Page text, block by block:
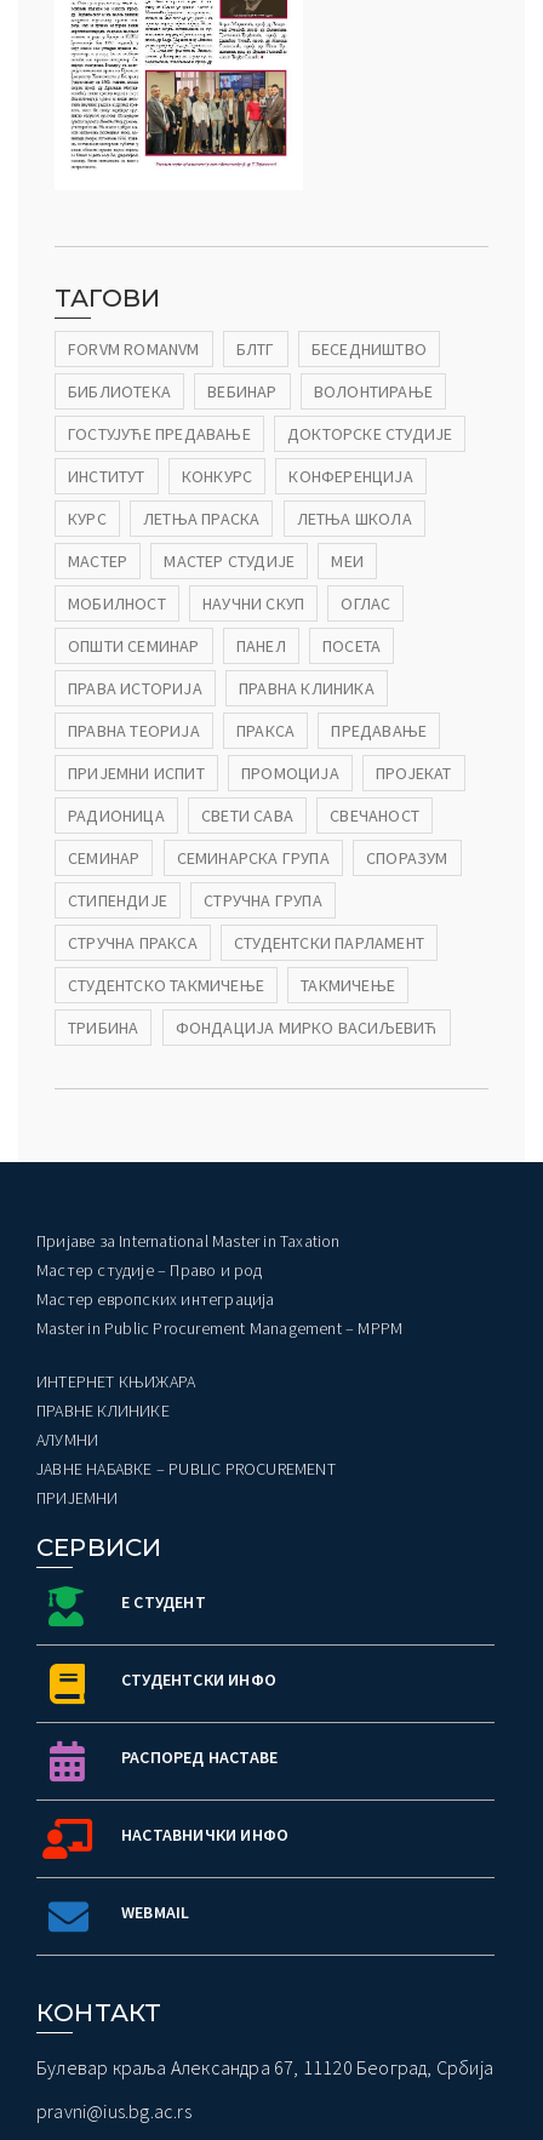
ТАГОВИ
FORVM ROMANVM БЛТГ
БЕСЕДНИШТВО
БИБЛИОТЕКА
ВЕБИНАР
ВОЛОНТИРАЊЕ
ГОСТУЈУЋЕ ПРЕДАВАЊЕ
ДОКТОРСКЕ СТУДИЈЕ
ИНСТИТУТ
КОНКУРС
КОНФЕРЕНЦИЈА
КУРС
ЛЕТЊА ПРАСКА
ЛЕТЊА ШКОЛА
МАСТЕР
МАСТЕР СТУДИЈЕ
МЕИ
МОБИЛНОСТ
НАУЧНИ СКУП
ОГЛАС
ОПШТИ СЕМИНАР
ПАНЕЛ
ПОСЕТА
ПРАВА ИСТОРИЈА
ПРАВНА КЛИНИКА
ПРАВНА ТЕОРИЈА
ПРАКСА
ПРЕДАВАЊЕ
ПРИЈЕМНИ ИСПИТ
ПРОМОЦИЈА
ПРОЈЕКАТ
РАДИОНИЦА
СВЕТИ САВА
СВЕЧАНОСТ
СЕМИНАР
СЕМИНАРСКА ГРУПА
СПОРАЗУМ
СТИПЕНДИЈЕ
СТРУЧНА ГРУПА
СТРУЧНА ПРАКСА
СТУДЕНТСКИ ПАРЛАМЕНТ
СТУДЕНТСКО ТАКМИЧЕЊЕ
ТАКМИЧЕЊЕ
ТРИБИНА
ФОНДАЦИЈА МИРКО ВАСИЉЕВИЋ
Пријаве за International Master in Taxation
Мастер студије – Право и род
Мастер европских интеграција
Master in Public Procurement Management – MPPM
ИНТЕРНЕТ КЊИЖАРА
ПРАВНЕ КЛИНИКЕ
AЛУМНИ
ЈАВНЕ НАБАВКЕ – PUBLIC PROCUREMENT
ПРИЈЕМНИ
СЕРВИСИ
Е СТУДЕНТ
СТУДЕНТСКИ ИНФО
РАСПОРЕД НАСТАВЕ
НАСТАВНИЧКИ ИНФО
WEBMAIL
КОНТАКТ
Булевар краља Александра 67, 11120 Београд, Србија
pravni@ius.bg.ac.rs
Пословања” – Догађаји